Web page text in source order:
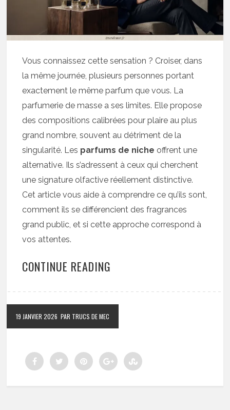
Vous connaissez cette sensation ? Croiser, dans
la même journée, plusieurs personnes portant
exactement le même parfum que vous. La
parfumerie de masse a ses limites. Elle propose
des compositions calibrées pour plaire au plus
grand nombre, souvent au détriment de la
singularité. Les parfums de niche offrent une
alternative. Ils s’adressent à ceux qui cherchent
une signature olfactive réellement distinctive.
Cet article vous aide à comprendre ce qu’ils sont,
comment ils se différencient des fragrances
grand public, et si cette approche correspond à
vos attentes.
CONTINUE READING
19 JANVIER 2026 PAR TRUCS DE MEC